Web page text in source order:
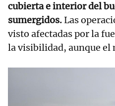
cubierta e interior del
sumergidos.Las
visto afectadas por la
la visibilidad, aunque el